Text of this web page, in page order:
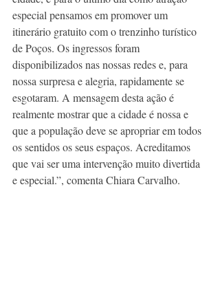
especial pensamos em promover um
itinerário gratuito com o trenzinho turístico
de Poços. Os ingressos foram
disponibilizados nas nossas redes e, para
nossa surpresa e alegria, rapidamente se
esgotaram. A mensagem desta ação é
realmente mostrar que a cidade é nossa e
que a população deve se apropriar em todos
os sentidos os seus espaços. Acreditamos
que vai ser uma intervenção muito divertida
e especial.”, comenta Chiara Carvalho.